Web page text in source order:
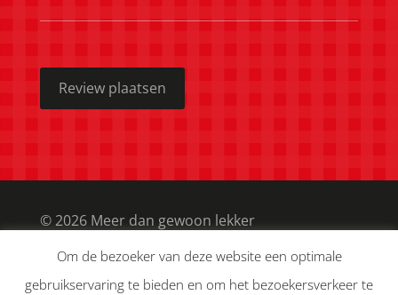
Review plaatsen
© 2026 Meer dan gewoon lekker
Om de bezoeker van deze website een optimale
gebruikservaring te bieden en om het bezoekersverkeer te